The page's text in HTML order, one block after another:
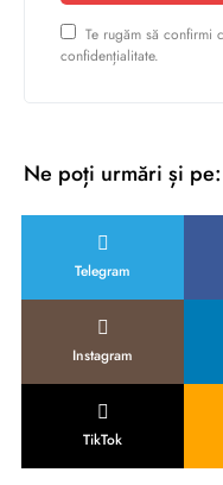
Te rugăm să
confidențialitate.
Ne poți urmări și pe:
Telegram
Instagram
TikTok